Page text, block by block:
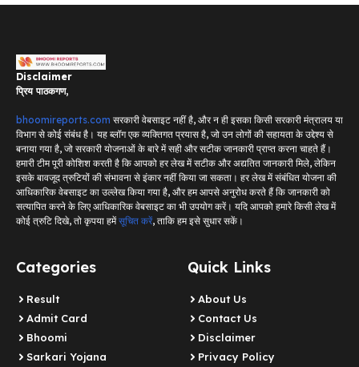
Disclaimer
प्रिय पाठकगण,
bhoomireports.com सरकारी वेबसाइट नहीं है, और न ही इसका किसी सरकारी मंत्रालय या
विभाग से कोई संबंध है। यह ब्लॉग एक व्यक्तिगत प्रयास है, जो उन लोगों की सहायता के उद्देश्य से
बनाया गया है, जो सरकारी योजनाओं के बारे में सही और सटीक जानकारी प्राप्त करना चाहते हैं।
हमारी टीम पूरी कोशिश करती है कि आपको हर लेख में सटीक और अद्यतित जानकारी मिले, लेकिन
इसके बावजूद त्रुटियों की संभावना से इंकार नहीं किया जा सकता। हर लेख में संबंधित योजना की
आधिकारिक वेबसाइट का उल्लेख किया गया है, और हम आपसे अनुरोध करते हैं कि जानकारी को
सत्यापित करने के लिए आधिकारिक वेबसाइट का भी उपयोग करें। यदि आपको हमारे किसी लेख में
कोई त्रुटि दिखे, तो कृपया हमेंसूचित करें, ताकि हम इसे सुधार सकें।
Categories
Result
Admit Card
Bhoomi
Sarkari Yojana
Quick Links
About Us
Contact Us
Disclaimer
Privacy Policy